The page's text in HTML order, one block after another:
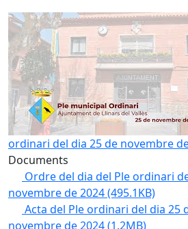
ordinari del dia 25 de novembre
Documents
Ordre del dia del Ple ordinari
novembre de 2024(495.1KB)
Acta del Ple ordinari del dia 25
novembre de 2024(1.2MB)